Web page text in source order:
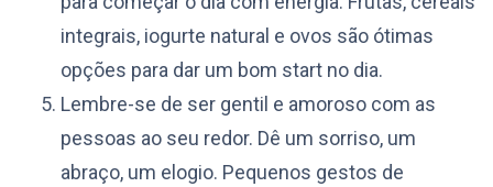
integrais, iogurte natural e ovos são ótimas
opções para dar um bom start no dia.
Lembre-se de ser gentil e amoroso com as
pessoas ao seu redor. Dê um sorriso, um
abraço, um elogio. Pequenos gestos de